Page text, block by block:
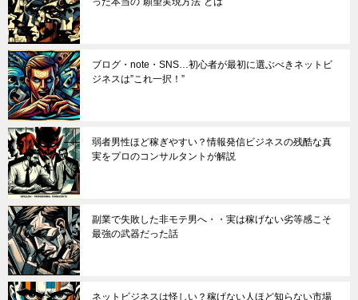
ブログ・note・SNS…初心者が最初に選ぶべきネットビ
ジネスは”これ一択！”
弱者男性ほど稼ぎやすい？情報発信ビジネスの残酷な真
実をプロのコンサルタントが解説
副業で失敗した非モテ男へ・・実は稼げない劣等感こそ
最強の武器だった話
ネットビジネスは怪しい？稼げない人ほど知らない市場